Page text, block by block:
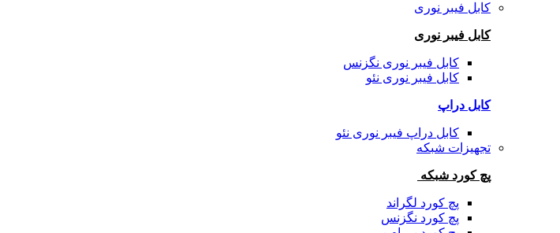
کابل فیبر نوری
کابل فیبر نوری
کابل فیبر نوری نگزنس
کابل فیبر نوری نئو
کابل دراپ
کابل دراپ فیبر نوری نئو
تجهیزات شبکه
پچ کورد شبکه
پچ کورد لگراند
پچ کورد نگزنس